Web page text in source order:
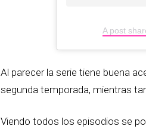
A post
Al parecer la serie tiene buena
segunda temporada, mientras
Viendo todos los episodios se